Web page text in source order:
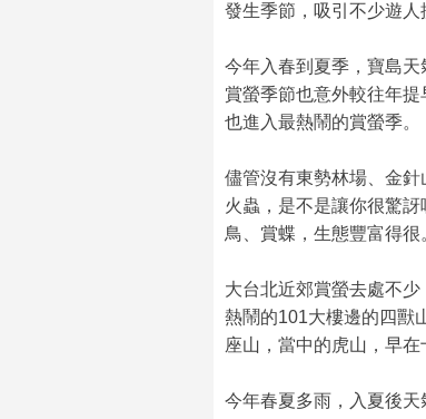
發生季節，吸引不少遊人
今年入春到夏季，寶島
賞螢季節也意外較往年
也進入最熱鬧的賞螢季。
儘管沒有東勢林場、金
火蟲，是不是讓你很驚
鳥、賞蝶，生態豐富得很
大台北近郊賞螢去處不
熱鬧的101大樓邊的四獸
座山，當中的虎山，早
今年春夏多雨，入夏後